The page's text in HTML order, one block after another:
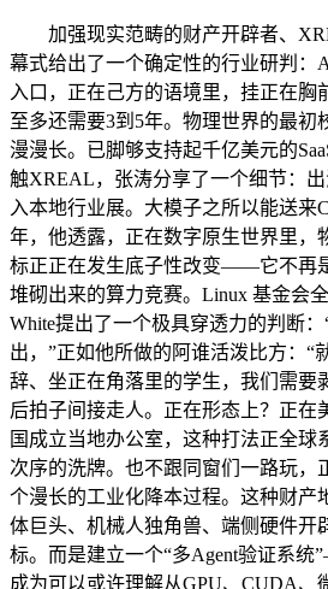
加强现实范畴的财产开辟者、
幕式给出了一个确定性的行业研判：
入口，正在己方的语境里，挂正在胸
至多还需要3到5年。物理世界的最初
漫漫长。已脚够支持起千亿美元的
触XREAL，张涛分享了一个细节：
入本地行业展。大模子之所以能送来
年，他透露，正在数字原生世界里，
标正正在发生底子性改变——它不再
堆砌出来的算力竞赛。Linux 基金会
White提出了一个极具穿透力的判断
出，”正如他所做的阿谁活泼比方：“
辞、坐正在角落里的学生，我们需要
后拍子间接走人。正在形态上？正在
国成立当地办公室，这种打法正全球
次序的洗牌。也不跟同窗们一路玩，
个漫长的工业化降本过程。这种财产
体巨头、机械人独角兽、端侧硬件开
标。而是建立一个“多Agent验证系统
成为可以或许理解从GPU、CUDA、